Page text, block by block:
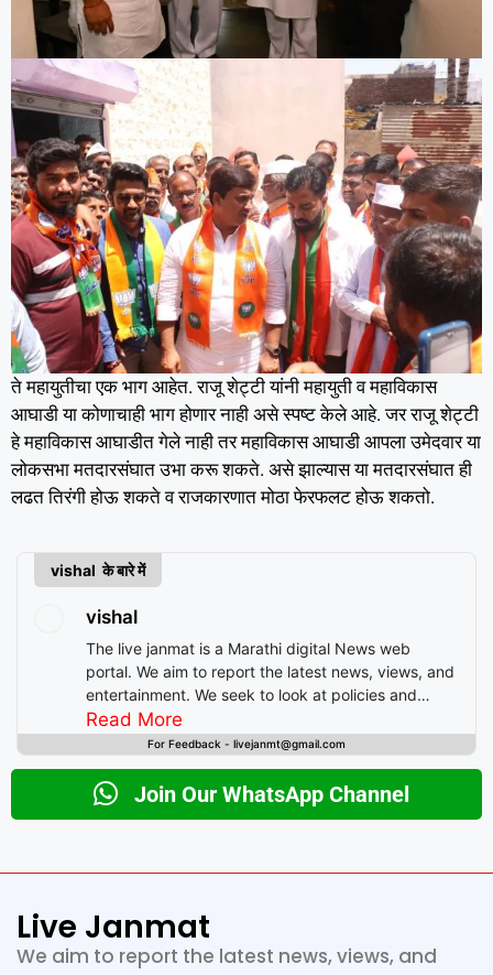
ते महायुतीचा एक भाग आहेत. राजू शेट्टी यांनी महायुती व महाविकास
आघाडी या कोणाचाही भाग होणार नाही असे स्पष्ट केले आहे. जर राजू शेट्टी
हे महाविकास आघाडीत गेले नाही तर महाविकास आघाडी आपला उमेदवार या
लोकसभा मतदारसंघात उभा करू शकते. असे झाल्यास या मतदारसंघात ही
लढत तिरंगी होऊ शकते व राजकारणात मोठा फेरफलट होऊ शकतो.
vishal के बारे में
vishal
The live janmat is a Marathi digital News web
portal. We aim to report the latest news, views, and
entertainment. We seek to look at policies and
decision-making from the perspective of people.
Read More
For Feedback - livejanmt@gmail.com
Join Our WhatsApp Channel
Live Janmat
We aim to report the latest news, views, and